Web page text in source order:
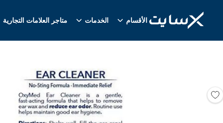
الأقسام الخدمات متاجر العلامات التجارية